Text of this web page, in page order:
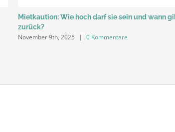
Mietkaution: Wie hoch darf sie sein und wann
zurück?
November 9th, 2025 | 0 Kommentare